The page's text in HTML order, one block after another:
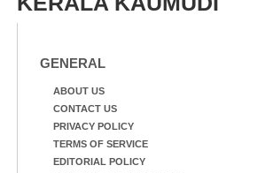
GENERAL
ABOUT US
CONTACT US
PRIVACY POLICY
TERMS OF SERVICE
EDITORIAL POLICY